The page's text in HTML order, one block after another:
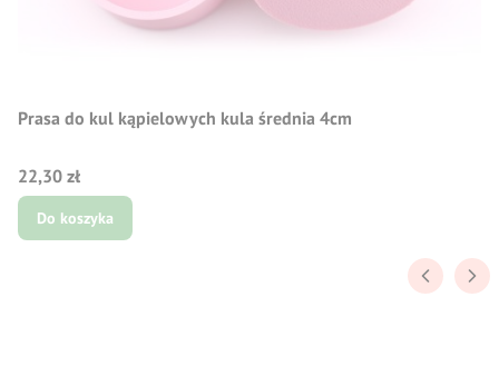
Prasa do kul kąpielowych kula średnia 4cm
Cena
22,30 zł
Do koszyka